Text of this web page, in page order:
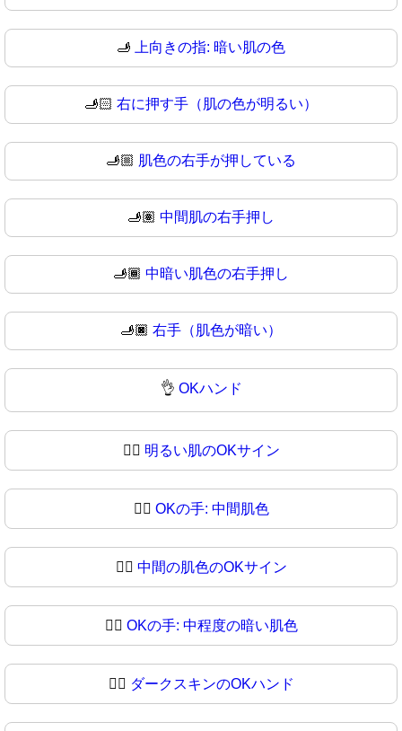
🫸 上向きの指: 暗い肌の色
🫸🏻 右に押す手（肌の色が明るい）
🫸🏼 肌色の右手が押している
🫸🏽 中間肌の右手押し
🫸🏾 中暗い肌色の右手押し
🫸🏿 右手（肌色が暗い）
👌 OKハンド
👌🏻 明るい肌のOKサイン
👌🏼 OKの手: 中間肌色
👌🏽 中間の肌色のOKサイン
👌🏾 OKの手: 中程度の暗い肌色
👌🏿 ダークスキンのOKハンド